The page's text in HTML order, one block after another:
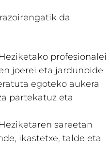
da
profesionalei
joerei eta jardunbide
egoteko aukera
partekatuz eta
sareetan
ikastetxe, talde eta